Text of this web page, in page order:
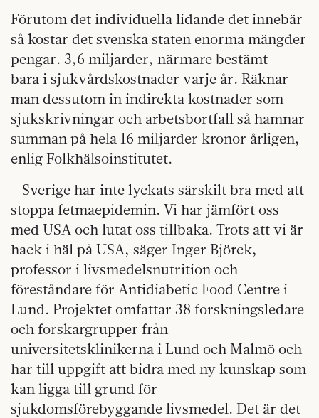
Förutom det individuella lidande det innebär
så kostar det svenska staten enorma mängder
pengar. 3,6 miljarder, närmare bestämt –
bara i sjukvårdskostnader varje år. Räknar
man dessutom in indirekta kostnader som
sjukskrivningar och arbetsbortfall så hamnar
summan på hela 16 miljarder kronor årligen,
enlig Folkhälsoinstitutet.
– Sverige har inte lyckats särskilt bra med att
stoppa fetmaepidemin. Vi har jämfört oss
med USA och lutat oss tillbaka. Trots att vi är
hack i häl på USA, säger Inger Björck,
professor i livsmedelsnutrition och
föreståndare för Antidiabetic Food Centre i
Lund. Projektet omfattar 38 forskningsledare
och forskargrupper från
universitetsklinikerna i Lund och Malmö och
har till uppgift att bidra med ny kunskap som
kan ligga till grund för
sjukdomsförebyggande livsmedel. Det är det